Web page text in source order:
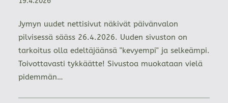
Jymyn uudet nettisivut näkivät päivänvalon
pilvisessä sääss 26.4.2026. Uuden sivuston on
tarkoitus olla edeltäjäänsä "kevyempi" ja selkeämpi.
Toivottavasti tykkäätte! Sivustoa muokataan vielä
pidemmän…